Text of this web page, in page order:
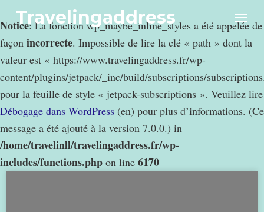
Notice: La fonction wp_maybe_inline_styles a été appelée de
façon incorrecte. Impossible de lire la clé « path » dont la
valeur est « https://www.travelingaddress.fr/wp-
content/plugins/jetpack/_inc/build/subscriptions/
pour la feuille de style « jetpack-subscriptions ». Veuillez lire
Débogage dans WordPress (en) pour plus d’informations. (Ce
message a été ajouté à la version 7.0.0.) in
/home/travelinll/travelingaddress.fr/wp-
includes/functions.php on line 6170
Travelingaddress